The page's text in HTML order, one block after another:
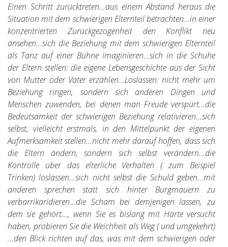
Einen Schritt zurücktreten…aus einem Abstand heraus die
Situation mit dem schwierigen Elternteil betrachten…in einer
konzentrierten Zurückgezogenheit den Konflikt neu
ansehen…sich die Beziehung mit dem schwierigen Elternteil
als Tanz auf einer Bühne imaginieren…sich in die Schuhe
der Eltern stellen: die eigene Lebensgeschichte aus der Sicht
von Mutter oder Vater erzählen…Loslassen: nicht mehr um
Beziehung ringen, sondern sich anderen Dingen und
Menschen zuwenden, bei denen man Freude verspürt…die
Bedeutsamkeit der schwierigen Beziehung relativieren…sich
selbst, vielleicht erstmals, in den Mittelpunkt der eigenen
Aufmerksamkeit stellen…nicht mehr darauf hoffen, dass sich
die Eltern ändern, sondern sich selbst verändern…die
Kontrolle über das elterliche Verhalten ( zum Beispiel
Trinken) loslassen…sich nicht selbst die Schuld geben…mit
anderen sprechen statt sich hinter Burgmauern zu
verbarrikaridieren…die Scham bei demjenigen lassen, zu
dem sie gehört…, wenn Sie es bislang mit Härte versucht
haben, probieren Sie die Weichheit als Weg ( und umgekehrt)
…den Blick richten auf das, was mit dem schwierigen oder